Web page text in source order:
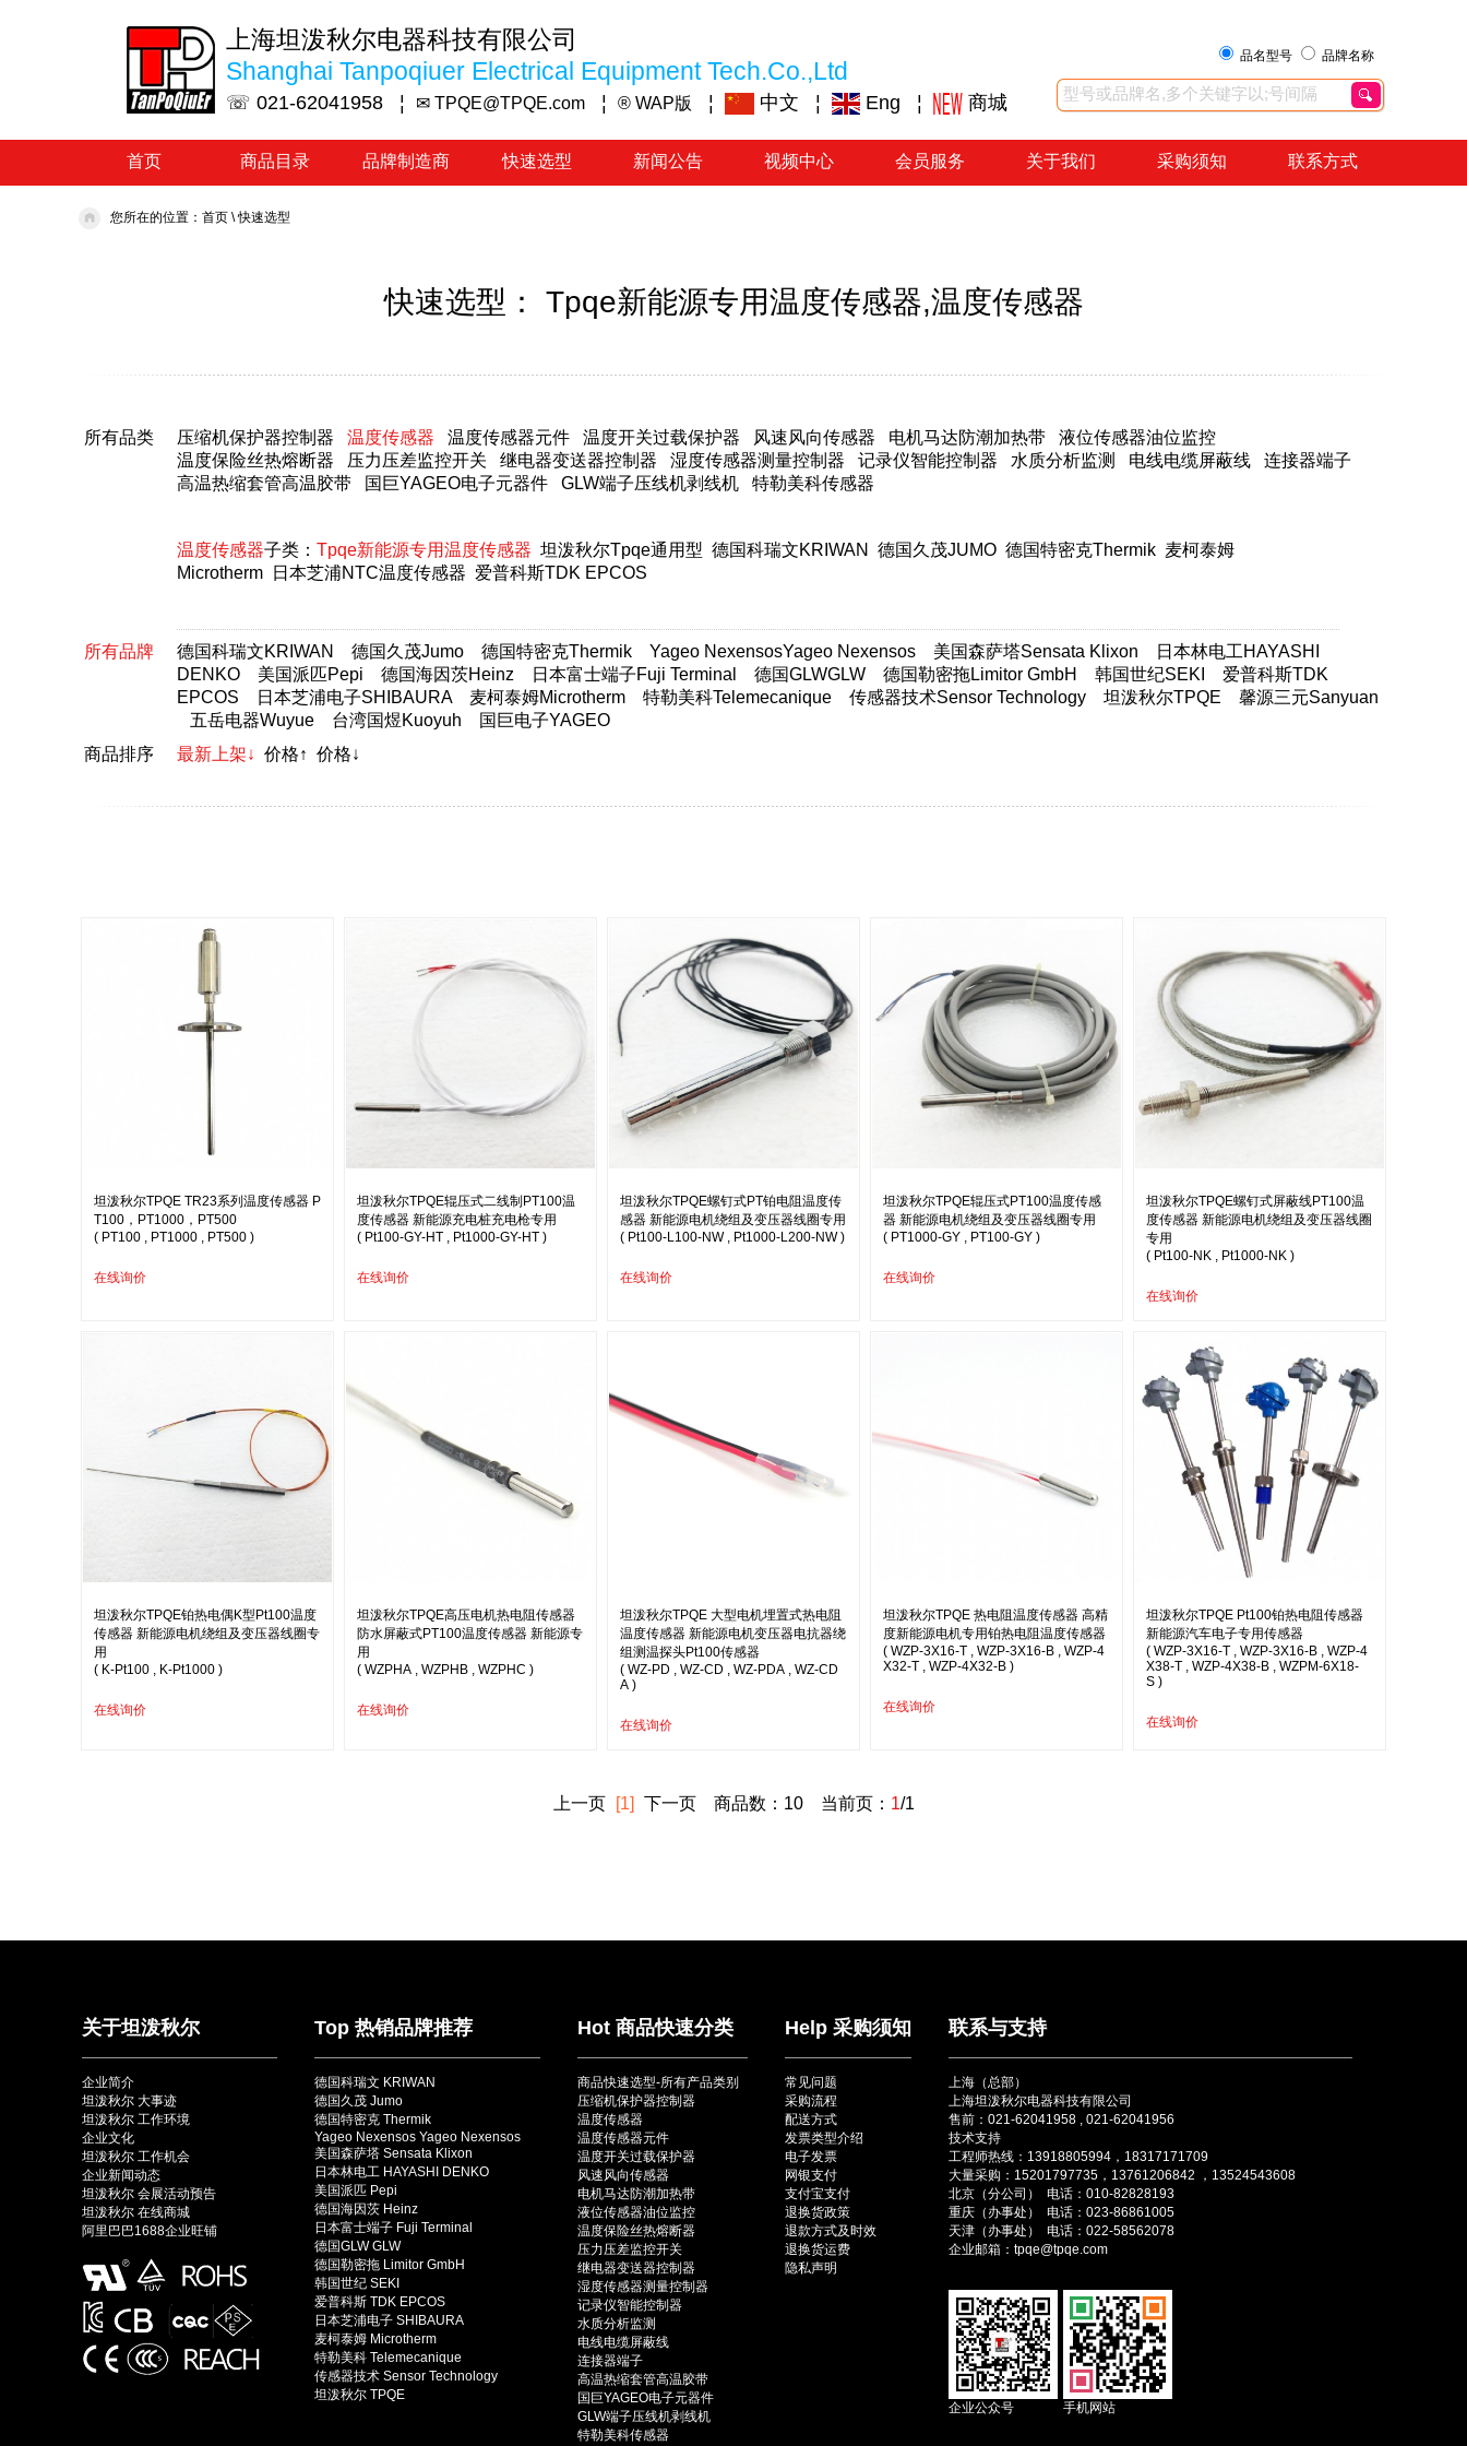
上海坦泼秋尔电器科技有限公司
Shanghai Tanpoqiuer Electrical Equipment Tech.Co.,Ltd
☏ 021-62041958 ¦ ✉ TPQE@TPQE.com ¦ ® WAP版 ¦ 中文 ¦ Eng ¦ 商城
品名型号 品牌名称
首页 商品目录 品牌制造商 快速选型 新闻公告 视频中心 会员服务 关于我们 采购须知 联系方式
您所在的位置： 首页 \快速选型
快速选型： Tpqe新能源专用温度传感器,温度传感器
所有品类 压缩机保护器控制器 温度传感器 温度传感器元件 温度开关过载保护器 风速风向传感器 电机马达防潮加热带
液位传感器油位监控
温度保险丝热熔断器
压力压差监控开关 继电器变送器控制器 湿度传感器测量控制器 记录仪智能控制器 水质分析监测 电线电缆屏蔽线
连接器端子
高温热缩套管高温胶带
国巨YAGEO电子元器件 GLW端子压线机剥线机 特勒美科传感器
温度传感器子类： Tpqe新能源专用温度传感器 坦泼秋尔Tpqe通用型 德国科瑞文KRIWAN 德国久茂JUMO 德国特密克Thermik 麦柯泰姆
Microtherm
日本芝浦NTC温度传感器 爱普科斯TDK EPCOS
所有品牌 德国科瑞文KRIWAN 德国久茂Jumo 德国特密克Thermik Yageo NexensosYageo Nexensos 美国森萨塔Sensata Klixon
日本林电工HAYASHI
DENKO
美国派匹Pepi 德国海因茨Heinz 日本富士端子Fuji Terminal 德国GLWGLW 德国勒密拖Limitor GmbH 韩国世纪SEKI
爱普科斯TDK
EPCOS
日本芝浦电子SHIBAURA 麦柯泰姆Microtherm 特勒美科Telemecanique 传感器技术Sensor Technology 坦泼秋尔TPQE
馨源三元Sanyuan
五岳电器Wuyue
台湾国煜Kuoyuh
国巨电子YAGEO
商品排序
最新上架↓ 价格↑ 价格↓
坦泼秋尔TPQE TR23系列温度传感器 P
T100，PT1000，PT500
( PT100 , PT1000 , PT500 )
在线询价
坦泼秋尔TPQE辊压式二线制PT100温
度传感器 新能源充电桩充电枪专用
( Pt100-GY-HT , Pt1000-GY-HT )
在线询价
坦泼秋尔TPQE螺钉式PT铂电阻温度传
感器 新能源电机绕组及变压器线圈专用
( Pt100-L100-NW , Pt1000-L200-NW )
在线询价
坦泼秋尔TPQE辊压式PT100温度传感
器 新能源电机绕组及变压器线圈专用
( PT1000-GY , PT100-GY )
在线询价
坦泼秋尔TPQE螺钉式屏蔽线PT100温
度传感器 新能源电机绕组及变压器线圈
专用
( Pt100-NK , Pt1000-NK )
在线询价
坦泼秋尔TPQE铂热电偶K型Pt100温度
传感器 新能源电机绕组及变压器线圈专
用
( K-Pt100 , K-Pt1000 )
在线询价
坦泼秋尔TPQE高压电机热电阻传感器
防水屏蔽式PT100温度传感器 新能源专
用
( WZPHA , WZPHB , WZPHC )
在线询价
坦泼秋尔TPQE 大型电机埋置式热电阻
温度传感器 新能源电机变压器电抗器绕
组测温探头Pt100传感器
( WZ-PD , WZ-CD , WZ-PDA , WZ-CD
A )
在线询价
坦泼秋尔TPQE 热电阻温度传感器 高精
度新能源电机专用铂热电阻温度传感器
( WZP-3X16-T , WZP-3X16-B , WZP-4
X32-T , WZP-4X32-B )
在线询价
坦泼秋尔TPQE Pt100铂热电阻传感器
新能源汽车电子专用传感器
( WZP-3X16-T , WZP-3X16-B , WZP-4
X38-T , WZP-4X38-B , WZPM-6X18-
S )
在线询价
上一页 [1] 下一页商品数：10 当前页： 1/1
关于坦泼秋尔
企业简介
坦泼秋尔 大事迹
坦泼秋尔 工作环境
企业文化
坦泼秋尔 工作机会
企业新闻动态
坦泼秋尔 会展活动预告
坦泼秋尔 在线商城
阿里巴巴1688企业旺铺
Top 热销品牌推荐
德国科瑞文 KRIWAN
德国久茂 Jumo
德国特密克 Thermik
Yageo Nexensos Yageo Nexensos
美国森萨塔 Sensata Klixon
日本林电工 HAYASHI DENKO
美国派匹 Pepi
德国海因茨 Heinz
日本富士端子 Fuji Terminal
德国GLW GLW
德国勒密拖 Limitor GmbH
韩国世纪 SEKI
爱普科斯 TDK EPCOS
日本芝浦电子 SHIBAURA
麦柯泰姆 Microtherm
特勒美科 Telemecanique
传感器技术 Sensor Technology
坦泼秋尔 TPQE
Hot 商品快速分类
商品快速选型-所有产品类别
压缩机保护器控制器
温度传感器
温度传感器元件
温度开关过载保护器
风速风向传感器
电机马达防潮加热带
液位传感器油位监控
温度保险丝热熔断器
压力压差监控开关
继电器变送器控制器
湿度传感器测量控制器
记录仪智能控制器
水质分析监测
电线电缆屏蔽线
连接器端子
高温热缩套管高温胶带
国巨YAGEO电子元器件
GLW端子压线机剥线机
特勒美科传感器
Help 采购须知
常见问题
采购流程
配送方式
发票类型介绍
电子发票
网银支付
支付宝支付
退换货政策
退款方式及时效
退换货运费
隐私声明
联系与支持
上海（总部）
上海坦泼秋尔电器科技有限公司
售前：021-62041958 , 021-62041956
技术支持
工程师热线：13918805994，18317171709
大量采购：15201797735，13761206842 ，13524543608
北京（分公司） 电话：010-82828193
重庆（办事处） 电话：023-86861005
天津（办事处） 电话：022-58562078
企业邮箱：tpqe@tpqe.com
企业公众号 手机网站